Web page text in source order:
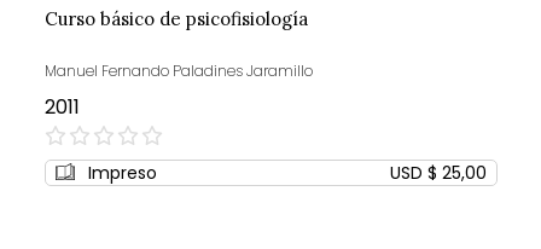
Curso básico de psicofisiología
Manuel Fernando Paladines Jaramillo
2011
0%
Impreso USD $ 25,00